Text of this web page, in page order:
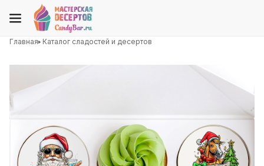
Главная Каталог сладостей и десертов